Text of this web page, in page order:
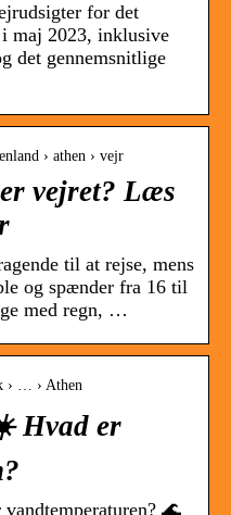
for det
maj 2023, inklusive
det gennemsnitlige
› athen › vejr
vejret? Læs
til at rejse, mens
og spænder fra 16 til
med regn, …
› … › Athen
Hvad er
🌊